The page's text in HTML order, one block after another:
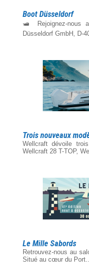
Boot Düsseldorf
🛥️ Rejoignez-nous
Düsseldorf GmbH, D-
Trois nouveaux
Wellcraft dévoile
Wellcraft 28 T-TOP,
Le Mille Sabords
Retrouvez-nous au
Situé au cœur du Port...